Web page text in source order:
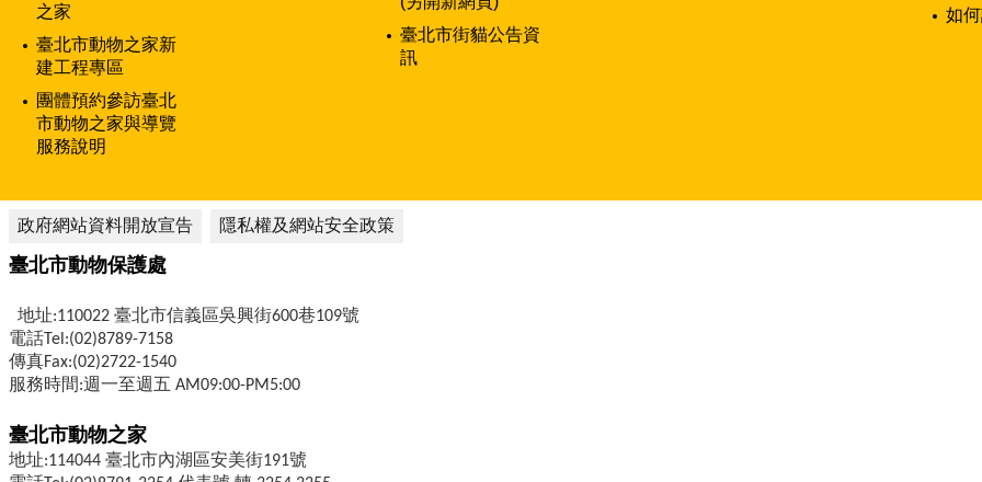
之家
臺北市動物之家新
建工程專區
團體預約參訪臺北
市動物之家與導覽
服務說明
臺北市街貓公告資
訊
如
政府網站資料開放宣告 隱私權及網站安全政策
臺北市動物保護處
地址:110022 臺北市信義區吳興街600巷109號
電話Tel:(02)8789-7158
傳真Fax:(02)2722-1540
服務時間:週一至週五 AM09:00-PM5:00
臺北市動物之家
地址:114044 臺北市內湖區安美街191號